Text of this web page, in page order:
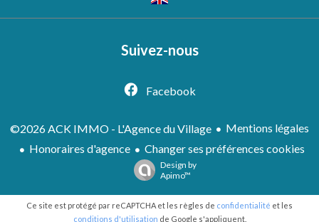
Suivez-nous
Facebook
©2026 ACK IMMO - L'Agence du Village
Mentions légales
Honoraires d'agence
Changer ses préférences cookies
Design by
Apimo™
Ce site est protégé par reCAPTCHA et les règles de confidentialité et les
conditions d'utilisation de Google s'appliquent.